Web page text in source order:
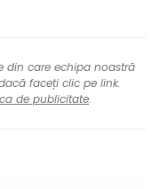
din care echipa noastră
faceți clic pe link.
de publicitate.